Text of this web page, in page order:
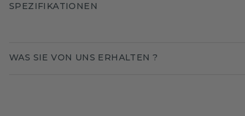
SPEZIFIKATIONEN
WAS SIE VON UNS ERHALTEN ?